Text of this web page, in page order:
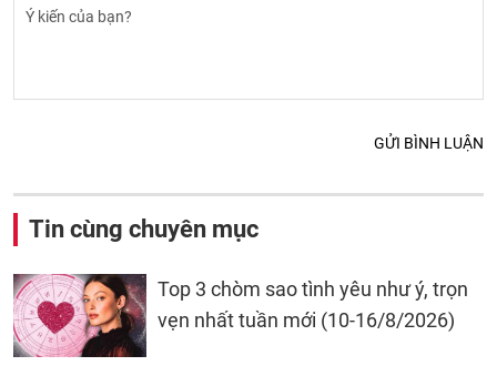
GỬI BÌNH LUẬN
Tin cùng chuyên mục
Top 3 chòm sao tình yêu như ý, trọn
vẹn nhất tuần mới (10-16/8/2026)